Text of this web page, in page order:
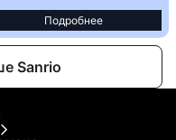
Подробнее
Sanrio